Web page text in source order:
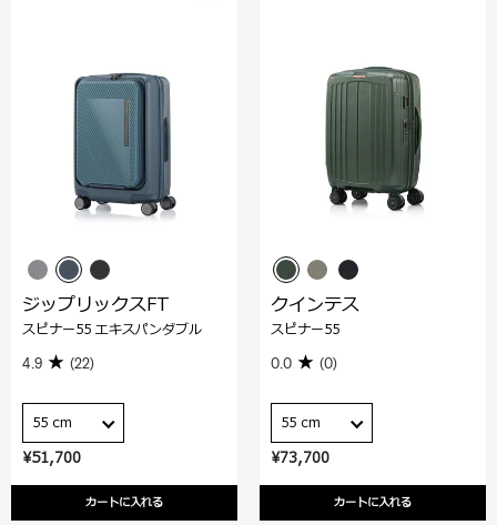
¥51,700
カートに入れる
ジップリックスFT
スピナー55 エキスパンダブル
4.9 (22)
55 cm
¥73,700
カートに入れる
クインテス
スピナー55
0.0 (0)
55 cm